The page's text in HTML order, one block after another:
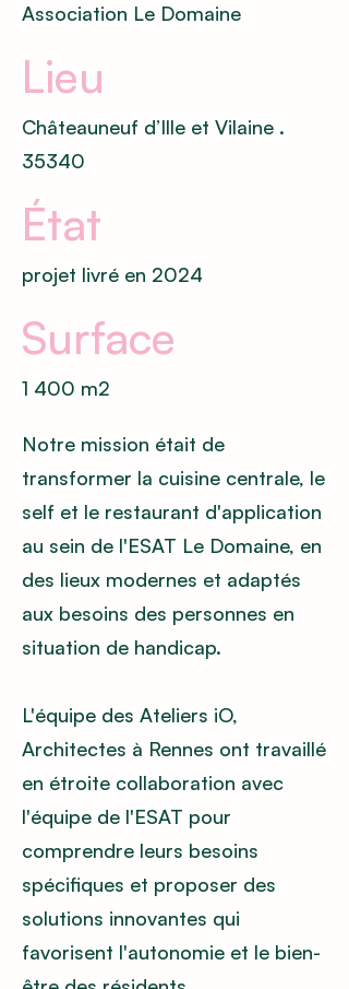
Association Le Domaine
Lieu
Châteauneuf d’Ille et Vilaine .
35340
État
projet livré en 2024
Surface
1 400 m2
Notre mission était de
transformer la cuisine centrale, le
self et le restaurant d'application
au sein de l'ESAT Le Domaine, en
des lieux modernes et adaptés
aux besoins des personnes en
situation de handicap.
L'équipe des Ateliers iO,
Architectes à Rennes ont travaillé
en étroite collaboration avec
l'équipe de l'ESAT pour
comprendre leurs besoins
spécifiques et proposer des
solutions innovantes qui
favorisent l'autonomie et le bien-